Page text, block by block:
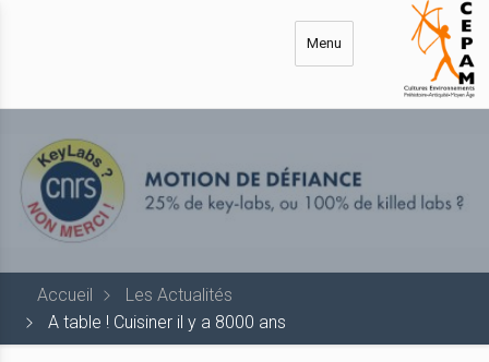
Menu
Accueil
Les Actualités
A table ! Cuisiner il y a 8000 ans